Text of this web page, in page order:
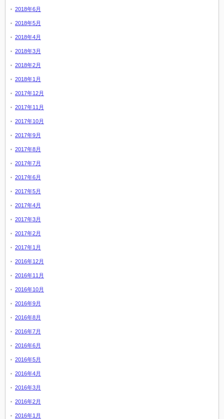
2018年6月
2018年5月
2018年4月
2018年3月
2018年2月
2018年1月
2017年12月
2017年11月
2017年10月
2017年9月
2017年8月
2017年7月
2017年6月
2017年5月
2017年4月
2017年3月
2017年2月
2017年1月
2016年12月
2016年11月
2016年10月
2016年9月
2016年8月
2016年7月
2016年6月
2016年5月
2016年4月
2016年3月
2016年2月
2016年1月